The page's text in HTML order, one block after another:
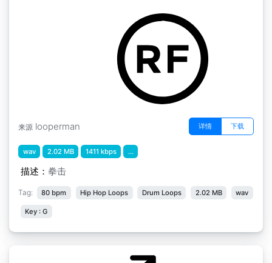
来源 looperman 详情 下载
wav 2.02 MB 1411 kbps ...
描述： 拳击
Tag: 80 bpm Hip Hop Loops Drum Loops 2.02 MB wav
Key : G